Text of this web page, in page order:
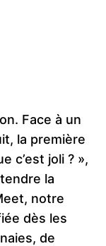
Face à un
la première
c’est joli ? »,
la
notre
dès les
de